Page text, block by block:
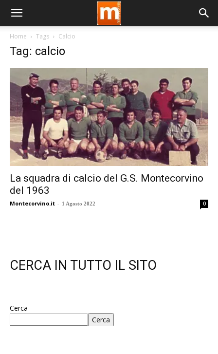
Home Tags Calcio
Tag: calcio
La squadra di calcio del G.S. Montecorvino
del 1963
Montecorvino.it - 1 Agosto 2022 0
CERCA IN TUTTO IL SITO
Cerca
Cerca